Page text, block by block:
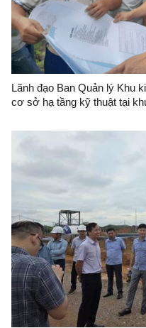
Lãnh đạo Ban Quản lý Khu kinh
cơ sở hạ tầng kỹ thuật tại